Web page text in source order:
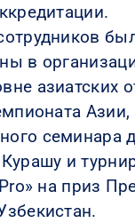
в
азиатских
Азии,
семинара
и
на приз